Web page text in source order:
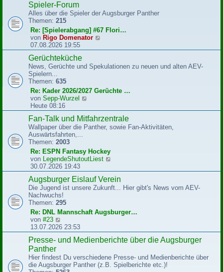
r
g
e
s
e
r
B
e
i
t
g
Spieler-Forum
Alles über die Spieler der Augsburger Panther
Themen: 215
Re: [Spielerabgang] #67 Flori…
von Rigo Domenator
u
s
r
i
t
r
07.08.2026 19:55
Gerüchteküche
News, Gerüchte und Spekulationen zu neuen und alten AEV-
Spielern...
Themen: 635
Re: Kader 2026/2027 Gerüchte …
von Sepp-Wurzel
u
e
s
r
B
i
t
r
Heute 08:16
Fan-Talk und Mitfahrzentrale
Wallpaper über die Panther, sowie Fan-Aktivitäten,
Auswärtsfahrten,...
Themen: 2003
Re: ESPN Fantasy Hockey
von LegendeShutoutLiest
u
e
s
r
i
t
a
g
30.07.2026 19:43
Augsburger Eislauf Verein
Die Jugend ist unsere Zukunft... Hier gibt's News vom AEV-
Nachwuchs!
Themen: 295
Re: DNL Mannschaft Augsburger…
von #23
e
u
e
t
e
13.07.2026 23:53
Presse- und Medienberichte über die Augsburger
Panther
Hier findest Du verschiedene Presse- und Medienberichte über
die Augsburger Panther (z.B. Spielberichte etc.)!